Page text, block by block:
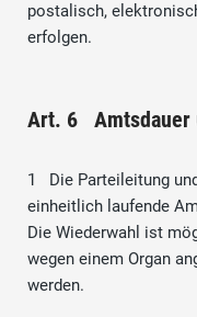
postalisch,
erfolgen.
Art. 6 Amtsdauer
1 Die Parteileitung
einheitlich laufende
Die Wiederwahl ist
wegen einem Organ
werden.